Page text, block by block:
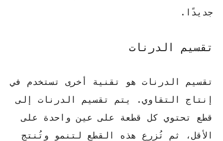
جديدًا.
تقسيم الدرنات
تقسيم الدرنات هو تقنية أخرى تستخدم في
إنتاج التقاوي. يتم تقسيم الدرنات إلى
قطع تحتوي كل قطعة على عين واحدة على
الأقل، ثم تُزرع هذه القطع لتنمو وتُنتج